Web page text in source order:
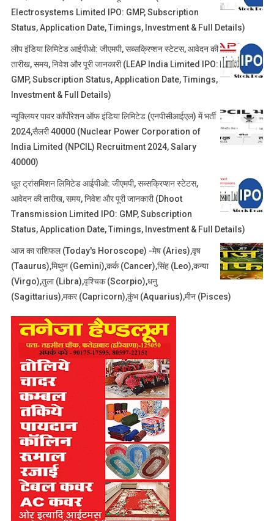
Electrosystems Limited IPO: GMP, Subscription
Status, Application Date, Timings, Investment & Full Details)
लीप इंडिया लिमिटेड आईपीओ: जीएमपी, सब्सक्रिप्शन स्टेटस, आवेदन की
तारीख, समय, निवेश और पूरी जानकारी (LEAP India Limited IPO:
GMP, Subscription Status, Application Date, Timings,
Investment & Full Details)
न्यूक्लियर पावर कॉर्पोरेशन ऑफ इंडिया लिमिटेड (एनपीसीआईएल) में भर्ती
2024,सैलरी 40000 (Nuclear Power Corporation of
India Limited (NPCIL) Recruitment 2024, Salary
40000)
धूत ट्रांसमिशन लिमिटेड आईपीओ: जीएमपी, सब्सक्रिप्शन स्टेटस,
आवेदन की तारीख, समय, निवेश और पूरी जानकारी (Dhoot
Transmission Limited IPO: GMP, Subscription
Status, Application Date, Timings, Investment & Full Details)
आज का राशिफल (Today's Horoscope) -मेष (Aries),वृष
(Taaurus),मिथुन (Gemini),कर्क (Cancer),सिंह (Leo),कन्या
(Virgo),तुला (Libra),वृश्चिक (Scorpio),धनु
(Sagittarius),मकर (Capricorn),कुंभ (Aquarius),मीन (Pisces)